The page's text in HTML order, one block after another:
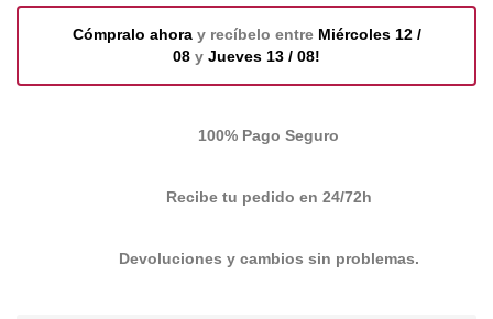
Cómpralo ahora y recíbelo entre Miércoles 12 /
08 y Jueves 13 / 08!
100% Pago Seguro
Recibe tu pedido en 24/72h
Devoluciones y cambios sin problemas.